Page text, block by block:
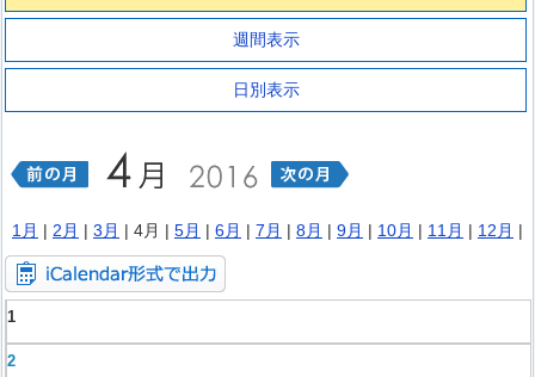
週間表示
日別表示
1月 | 2月 | 3月 | 4月 | 5月 | 6月 | 7月 | 8月 | 9月 | 10月 | 11月 | 12月 |
1
2